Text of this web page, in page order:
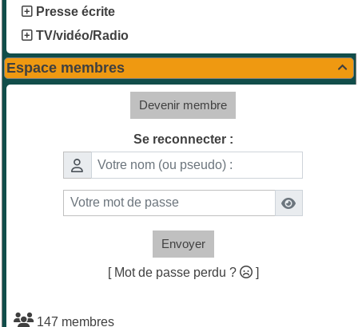
Presse écrite
TV/vidéo/Radio

Espace membres
Devenir membre
Se reconnecter :
Envoyer
[ Mot de passe perdu ? ]
147 membres